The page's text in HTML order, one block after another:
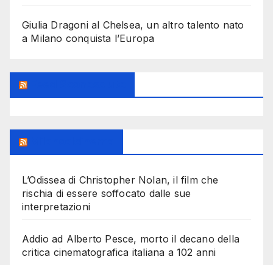
Giulia Dragoni al Chelsea, un altro talento nato
a Milano conquista l’Europa
L’Odissea di Christopher Nolan, il film che
rischia di essere soffocato dalle sue
interpretazioni
Addio ad Alberto Pesce, morto il decano della
critica cinematografica italiana a 102 anni